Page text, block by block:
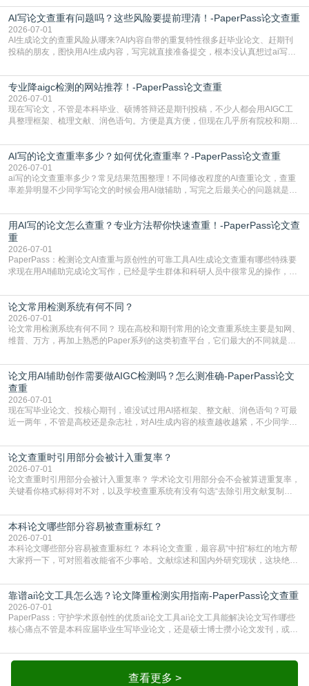
怕是已经入行的科研人员，不少人也搞不清降aigc检测是啥，对相关要求摸不
准。其实，降aigc检测是伴随AIGC工具在学术领域普及诞生的新需求，核心是为
了满足现在高校、期刊对AI生
AI写论文查重有问题吗？这些风险要提前理清！-PaperPass论文查重
2026-07-01
AI生成论文的查重风险从哪来?AI内容自带的重复特性很多赶毕业论文、赶期刊
投稿的朋友，图快用AI生成内容，写完就直接准备提交，根本没认真想过ai写论
自带不可忽视的查重风险。AI训练依赖海量公开的文本数据，生成内容本质是基
于训练数据的概率拼接，不是从零开始的原创创作。生成过程中，很容易复用已
有的高频公共表述，甚至直接拼接已经公开
专业降aigc检测的网站推荐！-PaperPass论文查重
2026-07-01
现在写论文，不管是本科毕业、硕博答辩还是期刊投稿，不少人都会用AIGC工
具整理框架、梳理文献、润色语句。方便是真方便，但现在几乎所有院校和期刊
五遍还是过不了预检测的大有人在，这时候，找到靠谱的降AIGC检测率的网
站，就能少走好多弯路。PaperPass：守护学术原创性的智能伙伴AIGC生成内
容的学术合规痛点去年帮一个本科师弟改
AI写的论文查重率多少？如何优化查重率？-PaperPass论文查重
2026-07-01
ai写的论文查重率多少？常见结果范围整理！不同修改程度的AI查重论文，查重
率差异明显不少同学写论文的时候会用AI做辅助，写完之后最关心的问题就是ai
实际情况和大家想的不太一样。AI训练依赖海量公开学术文献、网络内容，生成
内容本质是按照语义概率拼接已有内容，很容易和已发布的作品撞重复，甚至会
直接引用整段已有内容，所以查重率偏高是
用AI写的论文怎么查重？专业方法帮你快速查重！-PaperPass论文查
重
2026-07-01
PaperPass：检测论文AI查重与原创性的可靠工具AI生成论文查重有哪些特殊要
求现在用AI辅助完成论文写作，已经是学生群体和科研人员中很常见的操作，不
但很多人忽略了，AI生成的内容天生带有重复风险——训练AI的数据集本身就包
含大量已公开的学术内容、网络原创内容，AI输出内容时很容易无意识拼接出重
复片
论文常用检测系统有何不同？
2026-07-01
论文常用检测系统有何不同？ 现在高校和期刊常用的论文查重系统主要是知网、
维普、万方，再加上熟悉的Paper系列的这类初查平台，它们最大的不同就是数
查数值误导。知网（CNKI）是学校定稿检测的绝对主流。本科用PMLC，含大学
生联合比对库，能比历届学长论文，硕博用VIP/TMLC，含学术论文联合比对
库，期刊投稿用AMLMC/SML
论文用AI辅助创作需要做AIGC检测吗？怎么测准确-PaperPass论文
查重
2026-07-01
现在写毕业论文、投核心期刊，谁没试过用AI搭框架、整文献、润色语句？可最
近一两年，不管是高校还是杂志社，对AI生成内容的核查越收越紧，不少同学投
真的太亏。提前做AIGC检测，已经成了很多过来人交稿前必做的一步。为什么
AIGC检测成了论文答辩投稿前的必备项？可能还有不少人觉得，我就用AI搭了个
框架，内容都是自己写的，至于做AIG
论文查重时引用部分会被计入重复率？
2026-07-01
论文查重时引用部分会被计入重复率？ 学术论文引用部分会不会被算进重复率，
关键看你格式标得对不对，以及学校查重系统有没有勾选“去除引用文献复制
独占一行，每条文献用[1][2]方括号编号、与正文一一对应，著录项符合GB/T
7714（作者、题名、刊名、年、卷期、页码齐全，标点用半角）；查重系统识别
成功后通常把这段标为引用，
本科论文哪些部分容易被查重标红？
2026-07-01
本科论文哪些部分容易被查重标红？ 本科论文查重，最容易“中招“标红的地方帮
大家捋一下，可对照着改能省不少事哈。文献综述和国内外研究现状，这块绝对
乎一模一样的话，你要是直接复制百度百科、教材或别人写好的综述段落，系统
一抓一个准，整段飘红。研究背景、意义和方法描述也是不可避免，比如“本文采
用问卷调查法““运用SPSS软件进行数据分
靠谱ai论文工具怎么选？论文降重检测实用指南-PaperPass论文查重
2026-07-01
PaperPass：守护学术原创性的优质ai论文工具ai论文工具能解决论文写作哪些
核心痛点不管是本科应届毕业生写毕业论文，还是硕士博士攒小论文发刊，或是
自己逐句读逐句改，熬好几个大夜不说，还经常改不到点上，交上去才发现重复
率超标，再返工太折腾。现在有了成熟的ai论文工具，这些痛点基本都能高效解
决。靠谱的ai论文工具，不止能帮你梳查看更多 >